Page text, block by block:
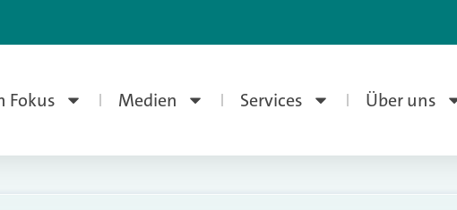
Fokus Medien Services Über uns